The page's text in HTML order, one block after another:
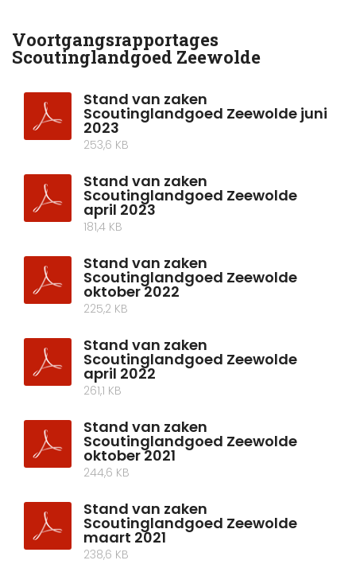
Voortgangsrapportages
Scoutinglandgoed Zeewolde
Stand van zaken
Scoutinglandgoed Zeewolde juni
2023
253,6 KB
Stand van zaken
Scoutinglandgoed Zeewolde
april 2023
181,4 KB
Stand van zaken
Scoutinglandgoed Zeewolde
oktober 2022
225,2 KB
Stand van zaken
Scoutinglandgoed Zeewolde
april 2022
261,1 KB
Stand van zaken
Scoutinglandgoed Zeewolde
oktober 2021
244,6 KB
Stand van zaken
Scoutinglandgoed Zeewolde
maart 2021
238,6 KB